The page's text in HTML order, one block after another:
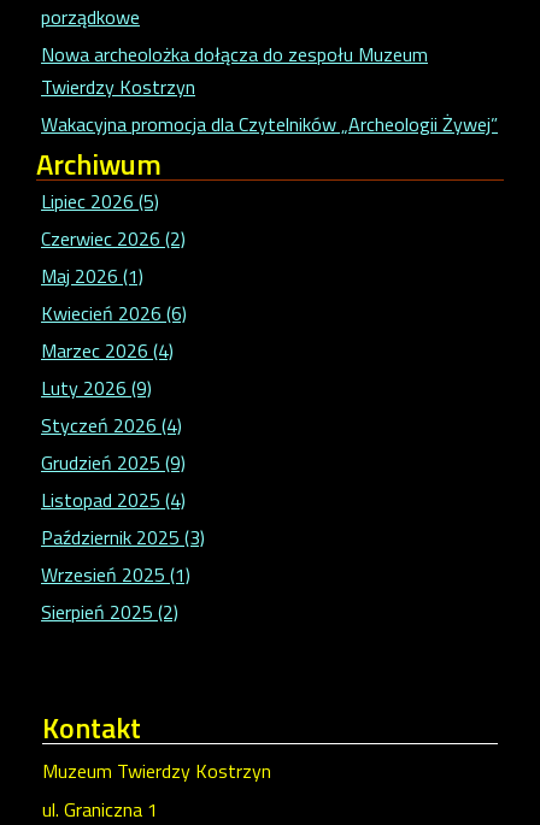
porządkowe
Nowa archeolożka dołącza do zespołu Muzeum
Twierdzy Kostrzyn
Wakacyjna promocja dla Czytelników „Archeologii Żywej”
Archiwum
Lipiec 2026 (5)
Czerwiec 2026 (2)
Maj 2026 (1)
Kwiecień 2026 (6)
Marzec 2026 (4)
Luty 2026 (9)
Styczeń 2026 (4)
Grudzień 2025 (9)
Listopad 2025 (4)
Październik 2025 (3)
Wrzesień 2025 (1)
Sierpień 2025 (2)
Kontakt
Muzeum Twierdzy Kostrzyn
ul. Graniczna 1